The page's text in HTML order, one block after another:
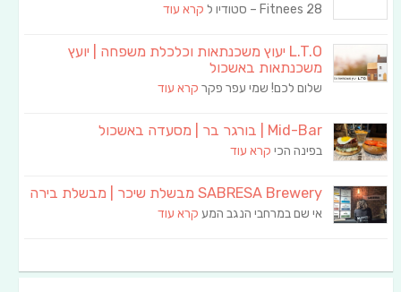
Fitnees 28 – סטודיו ל קרא עוד
L.T.O יעוץ משכנתאות וכלכלת משפחה | יועץ
משכנתאות באשכול
שלום לכם! שמי עפר פקר קרא עוד
Mid-Bar | בורגר בר | מסעדה באשכול
בפינה הכי קרא עוד
SABRESA Brewery מבשלת שיכר | מבשלת בירה
אי שם במרחבי הנגב המע קרא עוד